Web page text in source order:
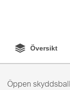
Översikt
Öppen